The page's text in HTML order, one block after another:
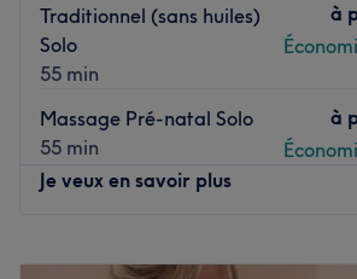
Susmita et Sheila, deux expertes
accueillent avec minutie et savoir-faire.
professionnalisme est mis au service de
personnalisés, dans une atmosphère
dépaysante.
Nos coups de cœur :
Paris.
Traditionnel (sans huiles)
Solo
55 min
à
Massage Pré-natal Solo
55 min
à
Je veux en savoir plus